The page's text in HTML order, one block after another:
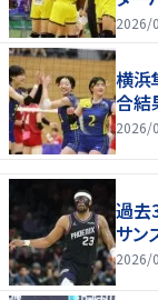
2026/
横浜
合結
2026/
過去
サン
2026/